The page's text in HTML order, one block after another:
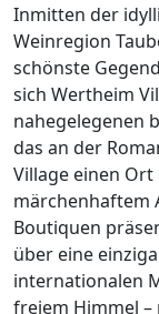
Inmitten der
Weinregion
schönste
sich Wertheim
nahegelegenen
das an der
Village einen
märchenhaftem
Boutiquen
über eine
internationalen
freiem Himmel –